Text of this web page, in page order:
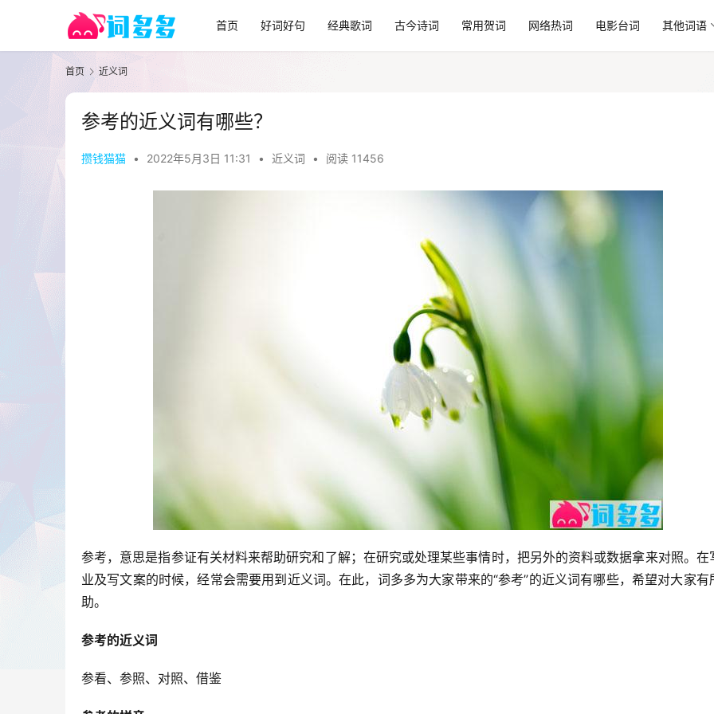
首页 好词好句 经典歌词 古今诗词 常用贺词 网络热词 电影台词 其他词语
首页 近义词
参考的近义词有哪些？
攒钱猫猫 • 2022年5月3日 11:31 • 近义词 • 阅读 11456
参考，意思是指参证有关材料来帮助研究和了解；在研究或处理某些事情时，把另外的资料或数据拿来对照。在
业及写文案的时候，经常会需要用到近义词。在此，词多多为大家带来的“参考”的近义词有哪些，希望对大家有
助。
参考的近义词
参看、参照、对照、借鉴